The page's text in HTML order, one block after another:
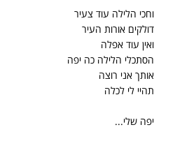
וחכי הלילה עוד צעיר
דולקים אורות העיר
ואין עוד אפלה
הסתכלי הלילה כה יפה
אותך אני רוצה
תהיי לי לכלה
יפה שלי...